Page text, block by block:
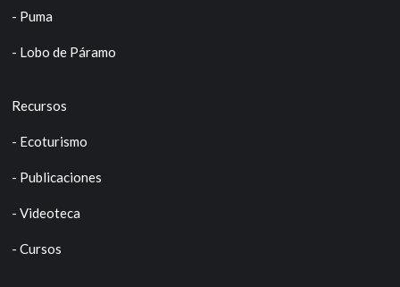
- Puma
- Lobo de Páramo
Recursos
- Ecoturismo
- Publicaciones
- Videoteca
- Cursos